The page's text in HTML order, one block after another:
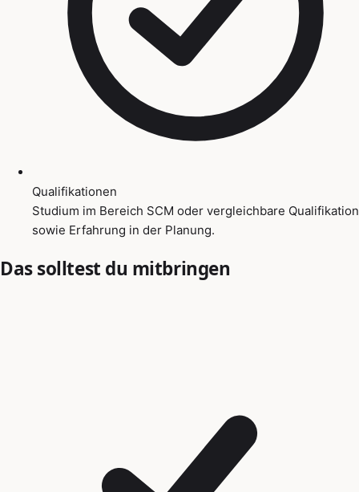
Qualifikationen
Studium im Bereich SCM oder vergleichbare Qualifikation
sowie Erfahrung in der Planung.
Das solltest du mitbringen